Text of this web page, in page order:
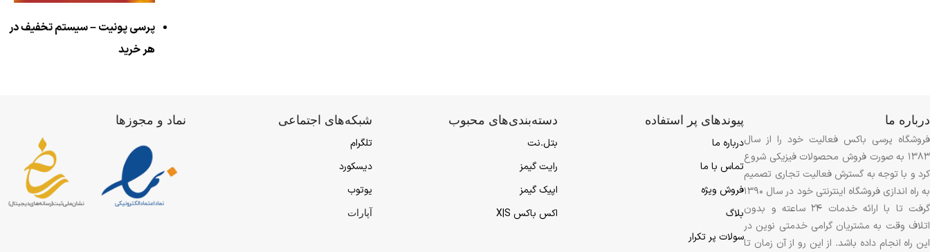
پرسی پونیت – سیستم تخفیف در
هر خرید
درباره ما
فروشگاه پرسی باکس فعالیت خود را از سال
1383 به صورت فروش محصولات فیزیکی شروع
کرد و با توجه به گسترش فعالیت تجاری تصمیم
به راه اندازی فروشگاه اینترنتی خود در سال 1390
گرفت تا با ارائه خدمات 24 ساعته و بدون
اتلاف وقت به مشتریان گرامی خدمتی نوین در
این راه انجام داده باشد. از این رو از آن زمان تا
پیوندهای پر استفاده
درباره ما
تماس با ما
فروش ویژه
بلاگ
سولات پر تکرار
دسته‌بندی‌های محبوب
بتل.نت
رایت گیمز
اپیک گیمز
اکس باکس X|S
شبکه‌های اجتماعی
تلگرام
دیسکورد
یوتوب
آپارات
نماد و مجوزها